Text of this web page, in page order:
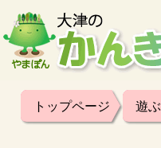
トップページ 遊